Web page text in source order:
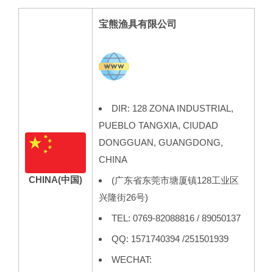
CHINA(中国)
宝熊渔具有限公司
DIR: 128 ZONA INDUSTRIAL,
PUEBLO TANGXIA, CIUDAD
DONGGUAN, GUANGDONG,
CHINA
(广东省东莞市塘厦镇128工业区
兴隆街26号)
TEL: 0769-82088816 / 89050137
QQ: 1571740394 /251501939
WECHAT: